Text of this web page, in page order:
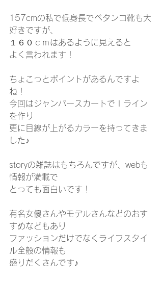
157cmの私で低身長でペタンコ靴も大
好きですが、
１６０ｃｍはあるように見えると
よく言われます！
ちょこっとポイントがあるんですよ
ね！
今回はジャンパースカートでＩライン
を作り
更に目線が上がるカラーを持ってきま
した♪
storyの雑誌はもちろんですが、webも
情報が満載で
とっても面白いです！
有名女優さんやモデルさんなどのおす
すめなどもあり
ファッションだけでなくライフスタイ
ル全般の情報も
盛りだくさんです♪